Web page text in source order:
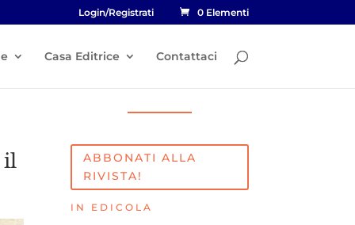
Login/Registrati 0 Elementi
Casa Editrice Contattaci
il
ABBONATI ALLA
RIVISTA!
IN EDICOLA